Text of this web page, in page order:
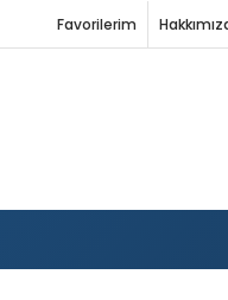
Favorilerim